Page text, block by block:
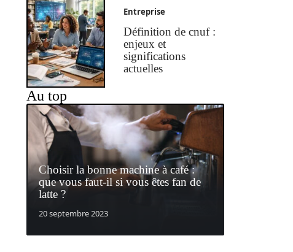
Entreprise
Définition de cnuf :
enjeux et
significations
actuelles
Au top
Choisir la bonne machine à café :
que vous faut-il si vous êtes fan de
latte ?
20 septembre 2023